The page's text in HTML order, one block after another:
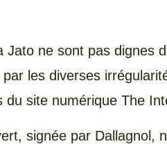
Jato ne sont pas dignes
les diverses
du site numérique The
signée par Dallagnol,